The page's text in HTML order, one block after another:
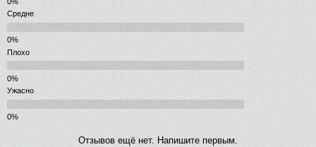
Средне
Плохо
Ужасно
Отзывов ещё нет. Напишите первым.